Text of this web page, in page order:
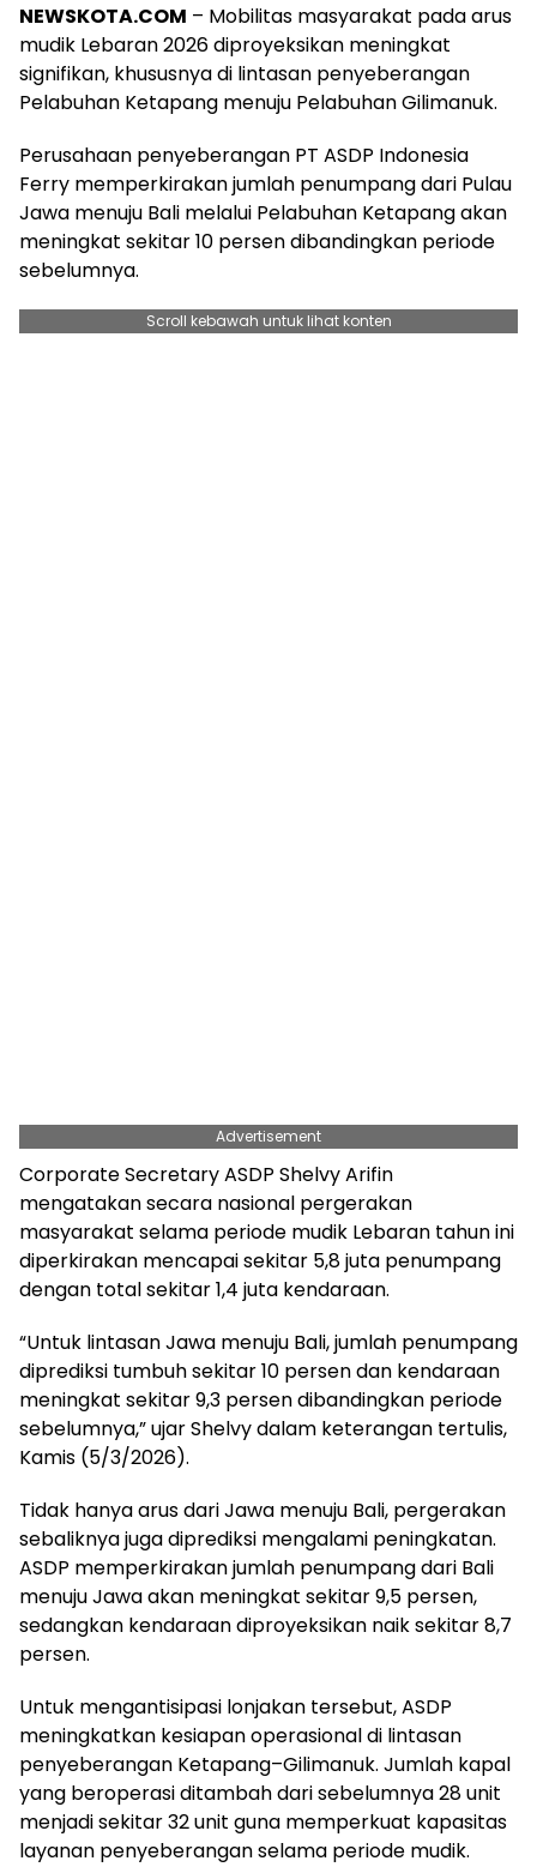
NEWSKOTA.COM – Mobilitas masyarakat pada arus
mudik Lebaran 2026 diproyeksikan meningkat
signifikan, khususnya di lintasan penyeberangan
Pelabuhan Ketapang menuju Pelabuhan Gilimanuk.
Perusahaan penyeberangan PT ASDP Indonesia
Ferry memperkirakan jumlah penumpang dari Pulau
Jawa menuju Bali melalui Pelabuhan Ketapang akan
meningkat sekitar 10 persen dibandingkan periode
sebelumnya.
Scroll kebawah untuk lihat konten
Advertisement
Corporate Secretary ASDP Shelvy Arifin
mengatakan secara nasional pergerakan
masyarakat selama periode mudik Lebaran tahun ini
diperkirakan mencapai sekitar 5,8 juta penumpang
dengan total sekitar 1,4 juta kendaraan.
“Untuk lintasan Jawa menuju Bali, jumlah penumpang
diprediksi tumbuh sekitar 10 persen dan kendaraan
meningkat sekitar 9,3 persen dibandingkan periode
sebelumnya,” ujar Shelvy dalam keterangan tertulis,
Kamis (5/3/2026).
Tidak hanya arus dari Jawa menuju Bali, pergerakan
sebaliknya juga diprediksi mengalami peningkatan.
ASDP memperkirakan jumlah penumpang dari Bali
menuju Jawa akan meningkat sekitar 9,5 persen,
sedangkan kendaraan diproyeksikan naik sekitar 8,7
persen.
Untuk mengantisipasi lonjakan tersebut, ASDP
meningkatkan kesiapan operasional di lintasan
penyeberangan Ketapang–Gilimanuk. Jumlah kapal
yang beroperasi ditambah dari sebelumnya 28 unit
menjadi sekitar 32 unit guna memperkuat kapasitas
layanan penyeberangan selama periode mudik.